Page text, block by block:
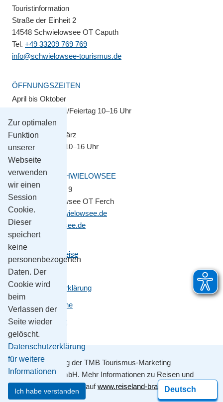
Zur optimalen
Funktion
unserer
Webseite
verwenden
wir einen
Session
Cookie.
Dieser
speichert
keine
personenbezogenen
Daten. Der
Cookie wird
beim
Verlassen der
Seite wieder
gelöscht.
Datenschutzerklärung
für weitere
Informationen
Ich habe verstanden
Touristinformation
Straße der Einheit 2
14548 Schwielowsee OT Caputh
Tel. +49 33209 769 769
info@schwielowsee-tourismus.de
ÖFFNUNGSZEITEN
April bis Oktober
Montag–Sonntag/Feiertag 10–16 Uhr
November bis März
Montag–Freitag 10–16 Uhr
GEMEINDE SCHWIELOWSEE
Potsdamer Platz 9
14548 Schwielowsee OT Ferch
gemeinde@schwielowsee.de
www.schwielowsee.de
Kontakt & Anreise
Impressum
Datenschutzerklärung
Leichte Sprache
Barrierefreiheit
Mit Unterstützung der TMB Tourismus-Marketing
Brandenburg GmbH. Mehr Informationen zu Reisen und
Ausflügen erhalten sie aufwww.reiseland-brandenburg.de